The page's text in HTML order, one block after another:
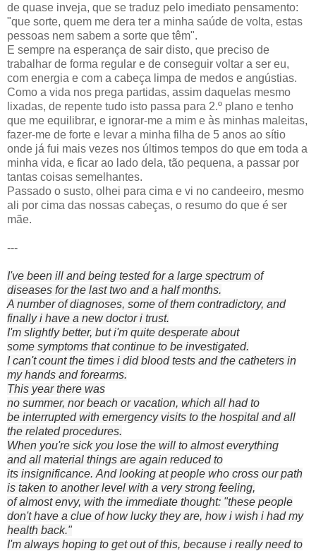
de quase inveja, que se traduz pelo imediato pensamento:
"que sorte, quem me dera ter a minha saúde de volta, estas
pessoas nem sabem a sorte que têm".
E sempre na esperança de sair disto, que preciso de
trabalhar de forma regular e de conseguir voltar a ser eu,
com energia e com a cabeça limpa de medos e angústias.
Como a vida nos prega partidas, assim daquelas mesmo
lixadas, de repente tudo isto passa para 2.º plano e tenho
que me equilibrar, e ignorar-me a mim e às minhas maleitas,
fazer-me de forte e levar a minha filha de 5 anos ao sítio
onde já fui mais vezes nos últimos tempos do que em toda a
minha vida, e ficar ao lado dela, tão pequena, a passar por
tantas coisas semelhantes.
Passado o susto, olhei para cima e vi no candeeiro, mesmo
ali por cima das nossas cabeças, o resumo do que é ser
mãe.
---
I've been ill and being tested for a large spectrum of
diseases for the last two and a half months.
A number of diagnoses, some of them contradictory, and
finally i have a new doctor i trust.
I'm slightly better, but i'm quite desperate about
some symptoms that continue to be investigated.
I can't count the times i did blood tests andthe catheters in
my hands and forearms.
This year there was
no summer, nor beach or vacation, which all had to
be interrupted with emergencyvisits to the hospital and all
the related procedures.
When you're sick you lose the will to almost everything
and all material things are again reduced to
its insignificance. And looking at people who cross our path
is taken to another level with a very strong feeling,
ofalmostenvy, with the immediate thought: "these people
don't have a clue ofhowlucky they are, how i wish i had my
health back."
I'm always hoping to get out of this, because i reallyneed to